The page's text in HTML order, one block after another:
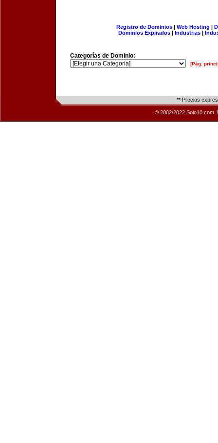
Registro de Dominios| Web Hosting |
Dominios Expirados | Industrias |
Categorías de Dominio:
[Pág.
** Precios
© 2002/2022 Solo10.com